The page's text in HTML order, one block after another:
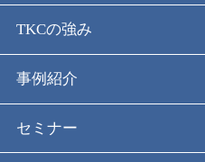
TKCの強み
事例紹介
セミナー